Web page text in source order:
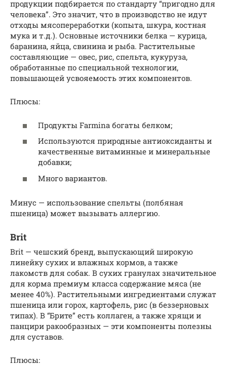
продукции подбирается по стандарту “пригодно для
человека”. Это значит, что в производство не идут
отходы мясопереработки (копыта, шкура, костная
мука и т.д.). Основные источники белка — курица,
баранина, яйца, свинина и рыба. Растительные
составляющие — овес, рис, спельта, кукуруза,
обработанные по специальной технологии,
повышающей усвояемость этих компонентов.
Плюсы:
Продукты Farmina богаты белком;
Используются природные антиоксиданты и
качественные витаминные и минеральные
добавки;
Много вариантов.
Минус — использование спельты (полбяная
пшеница) может вызывать аллергию.
Brit
Brit — чешский бренд, выпускающий широкую
линейку сухих и влажных кормов, а также
лакомств для собак. В сухих гранулах значительное
для корма премиум класса содержание мяса (не
менее 40%). Растительными ингредиентами служат
пшеница или горох, картофель, рис (в беззерновых
типах). В “Брите” есть коллаген, а также хрящи и
панцири ракообразных — эти компоненты полезны
для суставов.
Плюсы: